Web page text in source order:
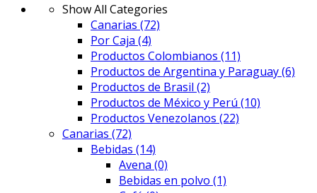
Show All Categories
Canarias (72)
Por Caja (4)
Productos Colombianos (11)
Productos de Argentina y Paraguay(6)
Productos de Brasil (2)
Productos de México y Perú (10)
Productos Venezolanos (22)
Canarias (72)
Bebidas (14)
Avena (0)
Bebidas en polvo (1)